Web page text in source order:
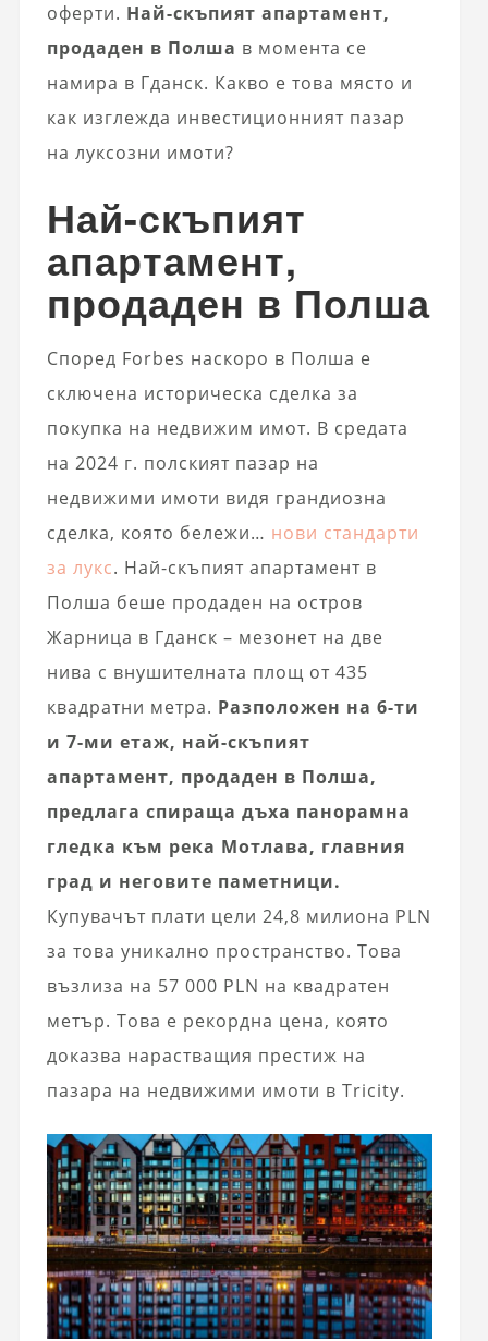
оферти. Най-скъпият апартамент,
продаден в Полша в момента се
намира в Гданск. Какво е това място и
как изглежда инвестиционният пазар
на луксозни имоти?
Най-скъпият
апартамент,
продаден в Полша
Според Forbes наскоро в Полша е
сключена историческа сделка за
покупка на недвижим имот. В средата
на 2024 г. полският пазар на
недвижими имоти видя грандиозна
сделка, която бележи… нови стандарти
за лукс. Най-скъпият апартамент в
Полша беше продаден на остров
Жарница в Гданск – мезонет на две
нива с внушителната площ от 435
квадратни метра. Разположен на 6-ти
и 7-ми етаж, най-скъпият
апартамент, продаден в Полша,
предлага спираща дъха панорамна
гледка към река Мотлава, главния
град и неговите паметници.
Купувачът плати цели 24,8 милиона PLN
за това уникално пространство. Това
възлиза на 57 000 PLN на квадратен
метър. Това е рекордна цена, която
доказва нарастващия престиж на
пазара на недвижими имоти в Tricity.